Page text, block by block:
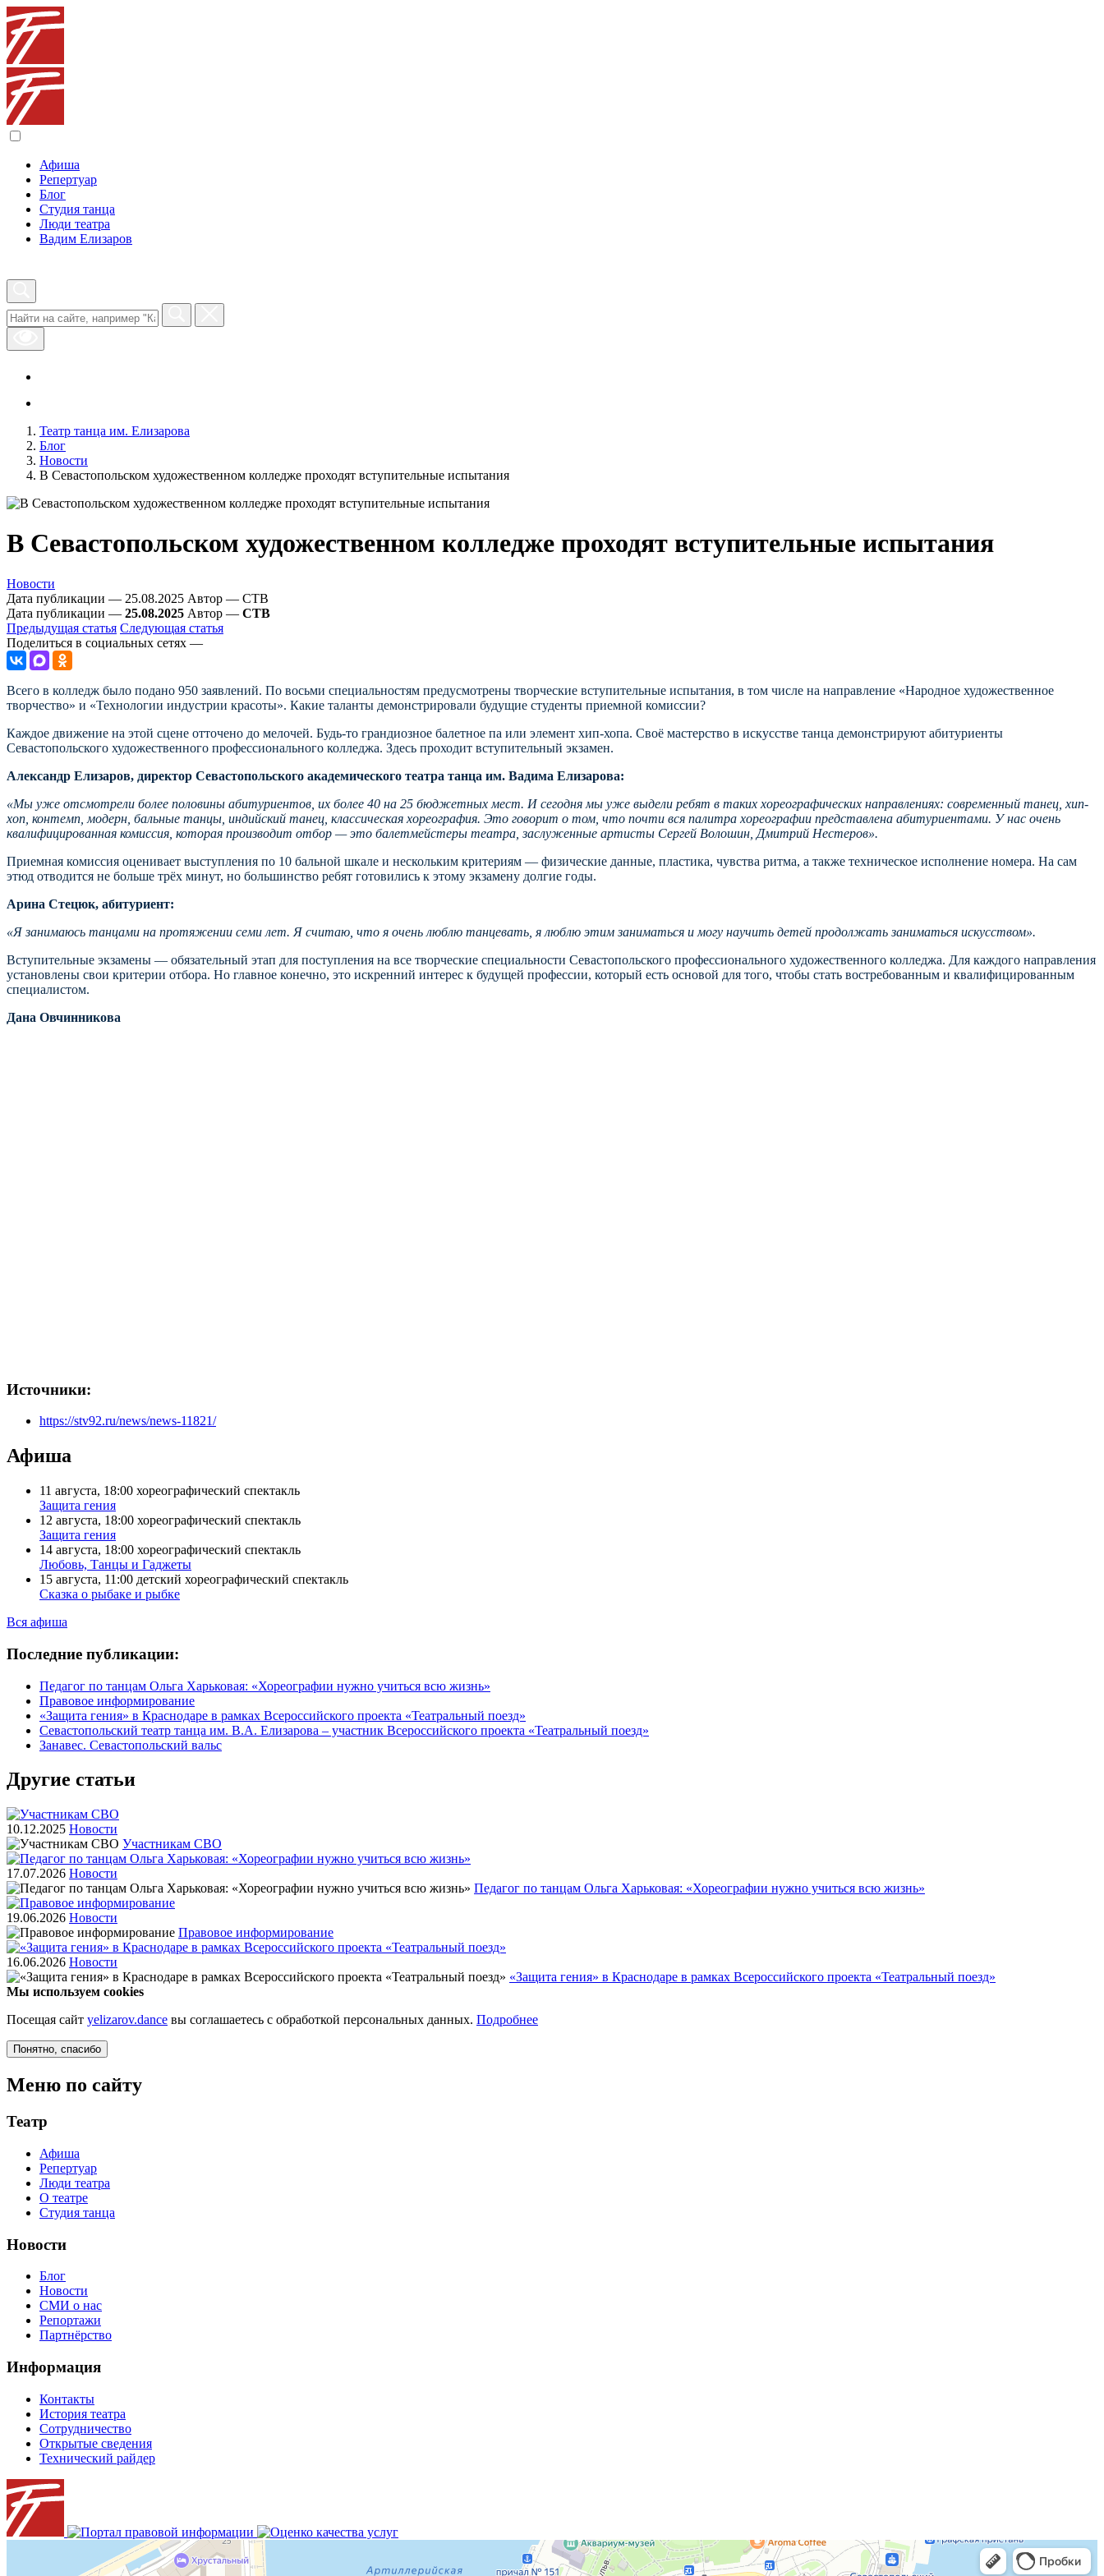
Афиша
Репертуар
Блог
Студия танца
Люди театра
Вадим Елизаров
Театр танца им. Елизарова
Блог
Новости
В Севастопольском художественном колледже проходят вступительные испытания
В Севастопольском художественном колледже проходят вступительные испытания
Новости
Дата публикации — 25.08.2025 Автор — СТВ
Дата публикации — 25.08.2025 Автор — СТВ
Предыдущая статья Следующая статья
Поделиться в социальных сетях —
Всего в колледж было подано 950 заявлений. По восьми специальностям предусмотрены творческие вступительные испытания, в том числе на направление «Народное художественное
творчество» и «Технологии индустрии красоты». Какие таланты демонстрировали будущие студенты приемной комиссии?
Каждое движение на этой сцене отточено до мелочей. Будь-то грандиозное балетное па или элемент хип-хопа. Своё мастерство в искусстве танца демонстрируют абитуриенты
Севастопольского художественного профессионального колледжа. Здесь проходит вступительный экзамен.
Александр Елизаров, директор Севастопольского академического театра танца им. Вадима Елизарова:
«Мы уже отсмотрели более половины абитуриентов, их более 40 на 25 бюджетных мест. И сегодня мы уже выдели ребят в таких хореографических направлениях: современный танец, хип-
хоп, контемп, модерн, бальные танцы, индийский танец, классическая хореография. Это говорит о том, что почти вся палитра хореографии представлена абитуриентами. У нас очень
квалифицированная комиссия, которая производит отбор — это балетмейстеры театра, заслуженные артисты Сергей Волошин, Дмитрий Нестеров».
Приемная комиссия оценивает выступления по 10 бальной шкале и нескольким критериям — физические данные, пластика, чувства ритма, а также техническое исполнение номера. На сам
этюд отводится не больше трёх минут, но большинство ребят готовились к этому экзамену долгие годы.
Арина Стецюк, абитуриент:
«Я занимаюсь танцами на протяжении семи лет. Я считаю, что я очень люблю танцевать, я люблю этим заниматься и могу научить детей продолжать заниматься искусством».
Вступительные экзамены — обязательный этап для поступления на все творческие специальности Севастопольского профессионального художественного колледжа. Для каждого направления
установлены свои критерии отбора. Но главное конечно, это искренний интерес к будущей профессии, который есть основой для того, чтобы стать востребованным и квалифицированным
специалистом.
Дана Овчинникова
Источники:
https://stv92.ru/news/news-11821/
Афиша
11 августа, 18:00 хореографический спектакль
Защита гения
12 августа, 18:00 хореографический спектакль
Защита гения
14 августа, 18:00 хореографический спектакль
Любовь, Танцы и Гаджеты
15 августа, 11:00 детский хореографический спектакль
Сказка о рыбаке и рыбке
Вся афиша
Последние публикации:
Педагог по танцам Ольга Харьковая: «Хореографии нужно учиться всю жизнь»
Правовое информирование
«Защита гения» в Краснодаре в рамках Всероссийского проекта «Театральный поезд»
Севастопольский театр танца им. В.А. Елизарова – участник Всероссийского проекта «Театральный поезд»
Занавес. Севастопольский вальс
Другие статьи
10.12.2025 Новости
Участникам СВО
17.07.2026 Новости
Педагог по танцам Ольга Харьковая: «Хореографии нужно учиться всю жизнь»
19.06.2026 Новости
Правовое информирование
16.06.2026 Новости
«Защита гения» в Краснодаре в рамках Всероссийского проекта «Театральный поезд»
Мы используем cookies
Посещая сайт yelizarov.dance вы соглашаетесь с обработкой персональных данных. Подробнее
Понятно , спасибо
Меню по сайту
Театр
Афиша
Репертуар
Люди театра
О театре
Студия танца
Новости
Блог
Новости
СМИ о нас
Репортажи
Партнёрство
Информация
Контакты
История театра
Сотрудничество
Открытые сведения
Технический райдер